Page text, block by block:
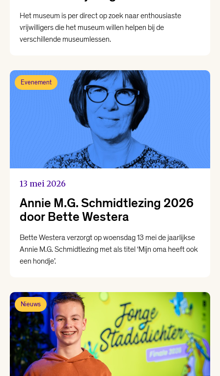
Het museum is per direct op zoek naar enthousiaste
vrijwilligers die het museum willen helpen bij de
verschillende museumlessen.
Evenement
13 mei 2026
Annie M.G. Schmidtlezing 2026
door Bette Westera
Bette Westera verzorgt op woensdag 13 mei de jaarlijkse
Annie M.G. Schmidtlezing met als titel ‘Mijn oma heeft ook
een hondje’.
Nieuws